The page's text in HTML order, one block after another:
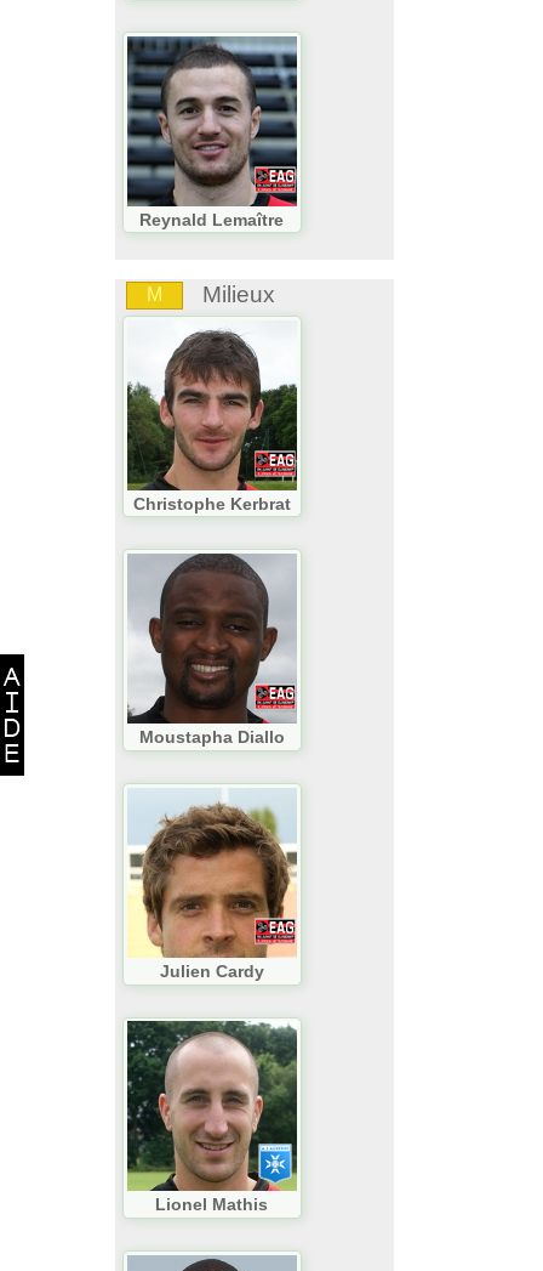
Reynald Lemaître
M Milieux
Christophe Kerbrat
Moustapha Diallo
Julien Cardy
Lionel Mathis